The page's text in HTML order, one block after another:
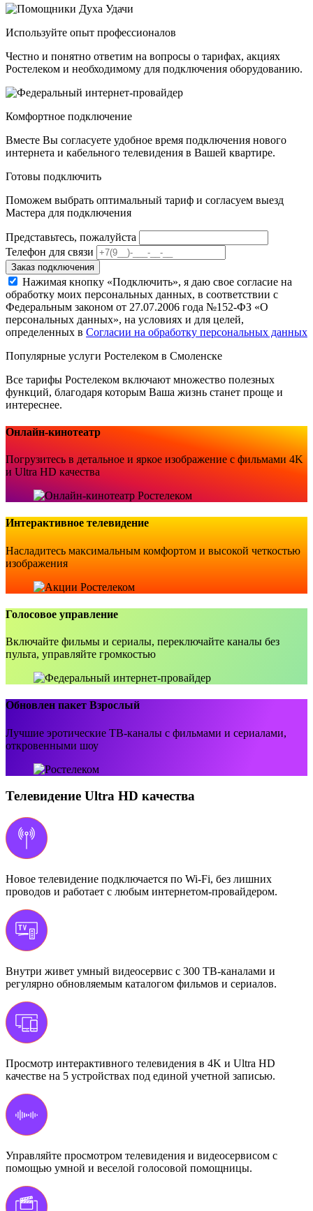
Используйте опыт профессионалов
Честно и понятно ответим на вопросы о тарифах, акциях
Ростелеком и необходимому для подключения оборудованию.
Комфортное подключение
Вместе Вы согласуете удобное время подключения нового
интернета и кабельного телевидения в Вашей квартире.
Готовы подключить
Поможем выбрать оптимальный тариф и согласуем выезд
Мастера для подключения
Представьтесь, пожалуйста
Телефон для связи
Заказ подключения
Нажимая кнопку «Подключить», я даю свое согласие на
обработку моих персональных данных, в соответствии с
Федеральным законом от 27.07.2006 года №152-ФЗ «О
персональных данных», на условиях и для целей,
определенных в Согласии на обработку персональных данных
Популярные услуги Ростелеком в Смоленске
Все тарифы Ростелеком включают множество полезных
функций, благодаря которым Ваша жизнь станет проще и
интереснее.
Онлайн-кинотеатр
Погрузитесь в детальное и яркое изображение с фильмами 4K
и Ultra HD качества
Интерактивное телевидение
Насладитесь максимальным комфортом и высокой четкостью
изображения
Голосовое управление
Включайте фильмы и сериалы, переключайте каналы без
пульта, управляйте громкостью
Обновлен пакет Взрослый
Лучшие эротические ТВ-каналы с фильмами и сериалами,
откровенными шоу
Телевидение Ultra HD качества
Новое телевидение подключается по Wi-Fi, без лишних
проводов и работает с любым интернетом-провайдером.
Внутри живет умный видеосервис с 300 ТВ-каналами и
регулярно обновляемым каталогом фильмов и сериалов.
Просмотр интерактивного телевидения в 4K и Ultra HD
качестве на 5 устройствах под единой учетной записью.
Управляйте просмотром телевидения и видеосервисом с
помощью умной и веселой голосовой помощницы.